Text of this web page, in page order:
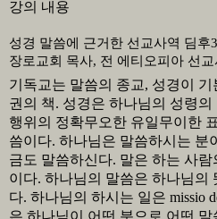
강의 내용
성경 말씀에 근거한 선교사역 딤후
장로교회 목사, 전 에티오피아 선교
기독교는 말씀의 종교, 성경이 기
권의 책. 성경은 하나님의 성령
행위의 정확무오한 유일무이한
씀이다. 하나님은 말씀하시는 분
금도 말씀하신다. 말은 하는 사람
이다. 하나님의 말씀은 하나님의
다. 하나님의 하시는 일은 missio
은 하나님이 어떤 분으로 어떤